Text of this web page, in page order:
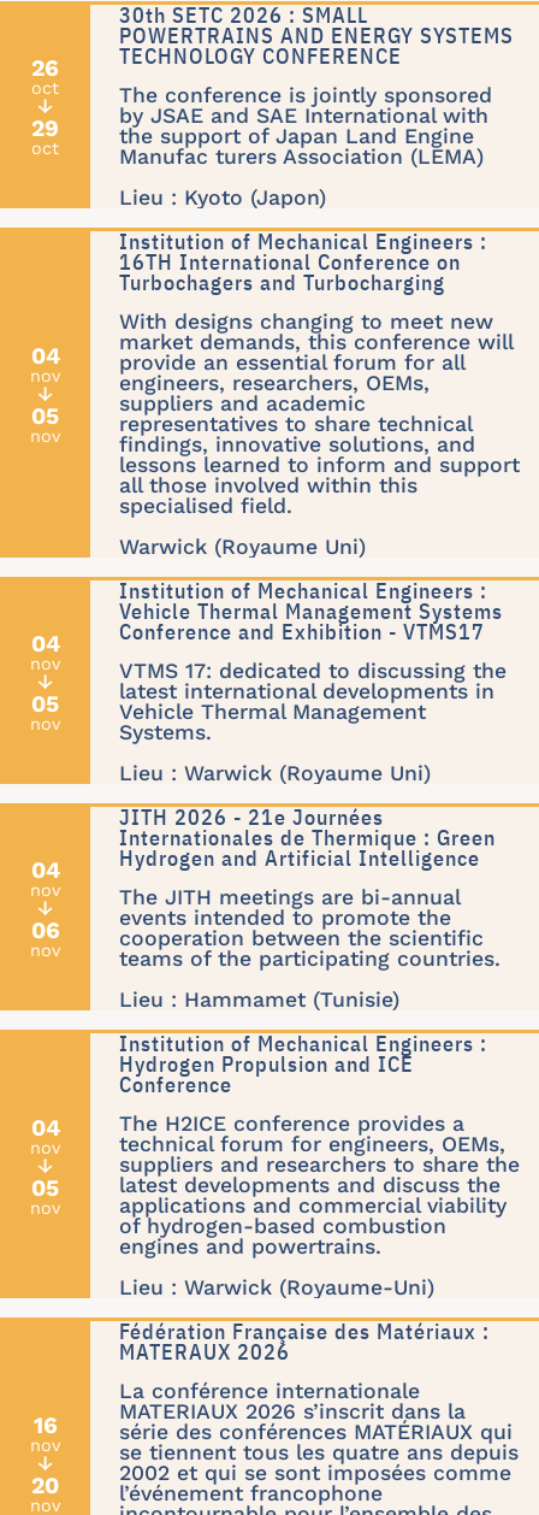
26
oct
↓
29
oct
30th SETC 2026 : SMALL
POWERTRAINS AND ENERGY SYSTEMS
TECHNOLOGY CONFERENCE
The conference is jointly sponsored
by JSAE and SAE International with
the support of Japan Land Engine
Manufac turers Association (LEMA)
Lieu : Kyoto (Japon)
04
nov
↓
05
nov
Institution of Mechanical Engineers :
16TH International Conference on
Turbochagers and Turbocharging
With designs changing to meet new
market demands, this conference will
provide an essential forum for all
engineers, researchers, OEMs,
suppliers and academic
representatives to share technical
findings, innovative solutions, and
lessons learned to inform and support
all those involved within this
specialised field.
Warwick (Royaume Uni)
04
nov
↓
05
nov
Institution of Mechanical Engineers :
Vehicle Thermal Management Systems
Conference and Exhibition - VTMS17
VTMS 17: dedicated to discussing the
latest international developments in
Vehicle Thermal Management
Systems.
Lieu : Warwick (Royaume Uni)
04
nov
↓
06
nov
JITH 2026 - 21e Journées
Internationales de Thermique : Green
Hydrogen and Artificial Intelligence
The JITH meetings are bi-annual
events intended to promote the
cooperation between the scientific
teams of the participating countries.
Lieu : Hammamet (Tunisie)
04
nov
↓
05
nov
Institution of Mechanical Engineers :
Hydrogen Propulsion and ICE
Conference
The H2ICE conference provides a
technical forum for engineers, OEMs,
suppliers and researchers to share the
latest developments and discuss the
applications and commercial viability
of hydrogen-based combustion
engines and powertrains.
Lieu : Warwick (Royaume-Uni)
16
nov
↓
20
nov
Fédération Française des Matériaux :
MATERAUX 2026
La conférence internationale
MATERIAUX 2026 s’inscrit dans la
série des conférences MATÉRIAUX qui
se tiennent tous les quatre ans depuis
2002 et qui se sont imposées comme
l’événement francophone